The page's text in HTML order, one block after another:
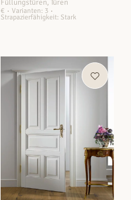
Füllungstüren, Türen
€
Varianten: 3
Strapazierfähigkeit: Stark